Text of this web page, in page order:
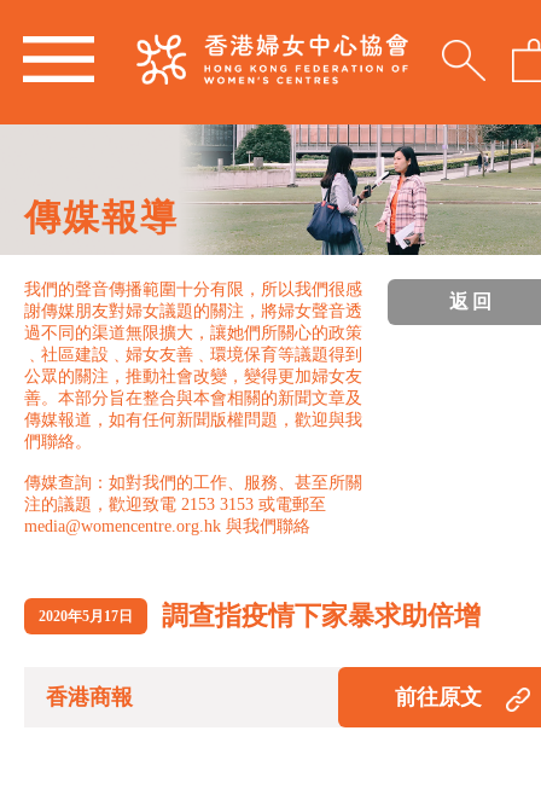
傳媒報導
我們的聲音傳播範圍十分有限，所以我們很感
謝傳媒朋友對婦女議題的關注，將婦女聲音透
過不同的渠道無限擴大，讓她們所關心的政策
﹑社區建設﹑婦女友善﹑環境保育等議題得到
公眾的關注，推動社會改變，變得更加婦女友
善。本部分旨在整合與本會相關的新聞文章及
傳媒報道，如有任何新聞版權問題，歡迎與我
們聯絡。
傳媒查詢：如對我們的工作、服務、甚至所關
注的議題，歡迎致電 2153 3153 或電郵至
media@womencentre.org.hk 與我們聯絡
返回
2020年5月17日 調查指疫情下家暴求助倍增
香港商報 前往原文